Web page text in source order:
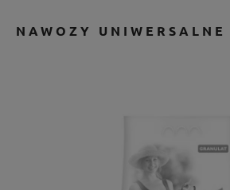
NAWOZY UNIWERSALNE